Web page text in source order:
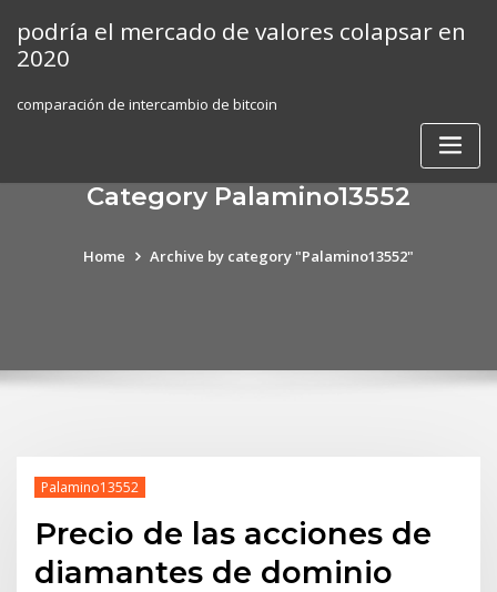
content
podría el mercado de valores colapsar en
2020
comparación de intercambio de bitcoin
Category Palamino13552
Home Archive by category "Palamino13552"
Palamino13552
Precio de las acciones de
diamantes de dominio